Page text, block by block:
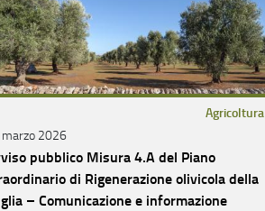
Agricoltura
marzo 2026
pubblico Misura 4.A del Piano
di Rigenerazione olivicola della
– Comunicazione e informazione